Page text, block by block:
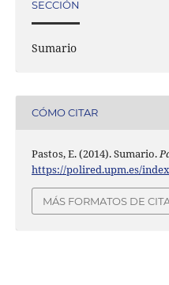
SECCIÓN
Sumario
CÓMO CITAR
Pastos, E. (2014). Sumario.
https://polired.upm.es/
MÁS FORMATOS DE